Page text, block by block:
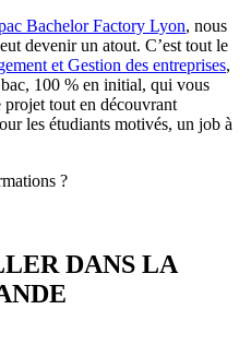
Bachelor Factory Lyon, nous
devenir un atout. C’est tout le
et Gestion des entreprises,
100 % en initial, qui vous
projet tout en découvrant
les étudiants motivés, un job à
?
DANS LA